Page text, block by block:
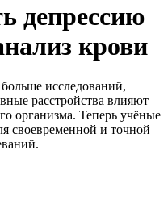
депрессию
крови
исследований,
расстройства влияют
организма. Теперь учёные
своевременной и точной